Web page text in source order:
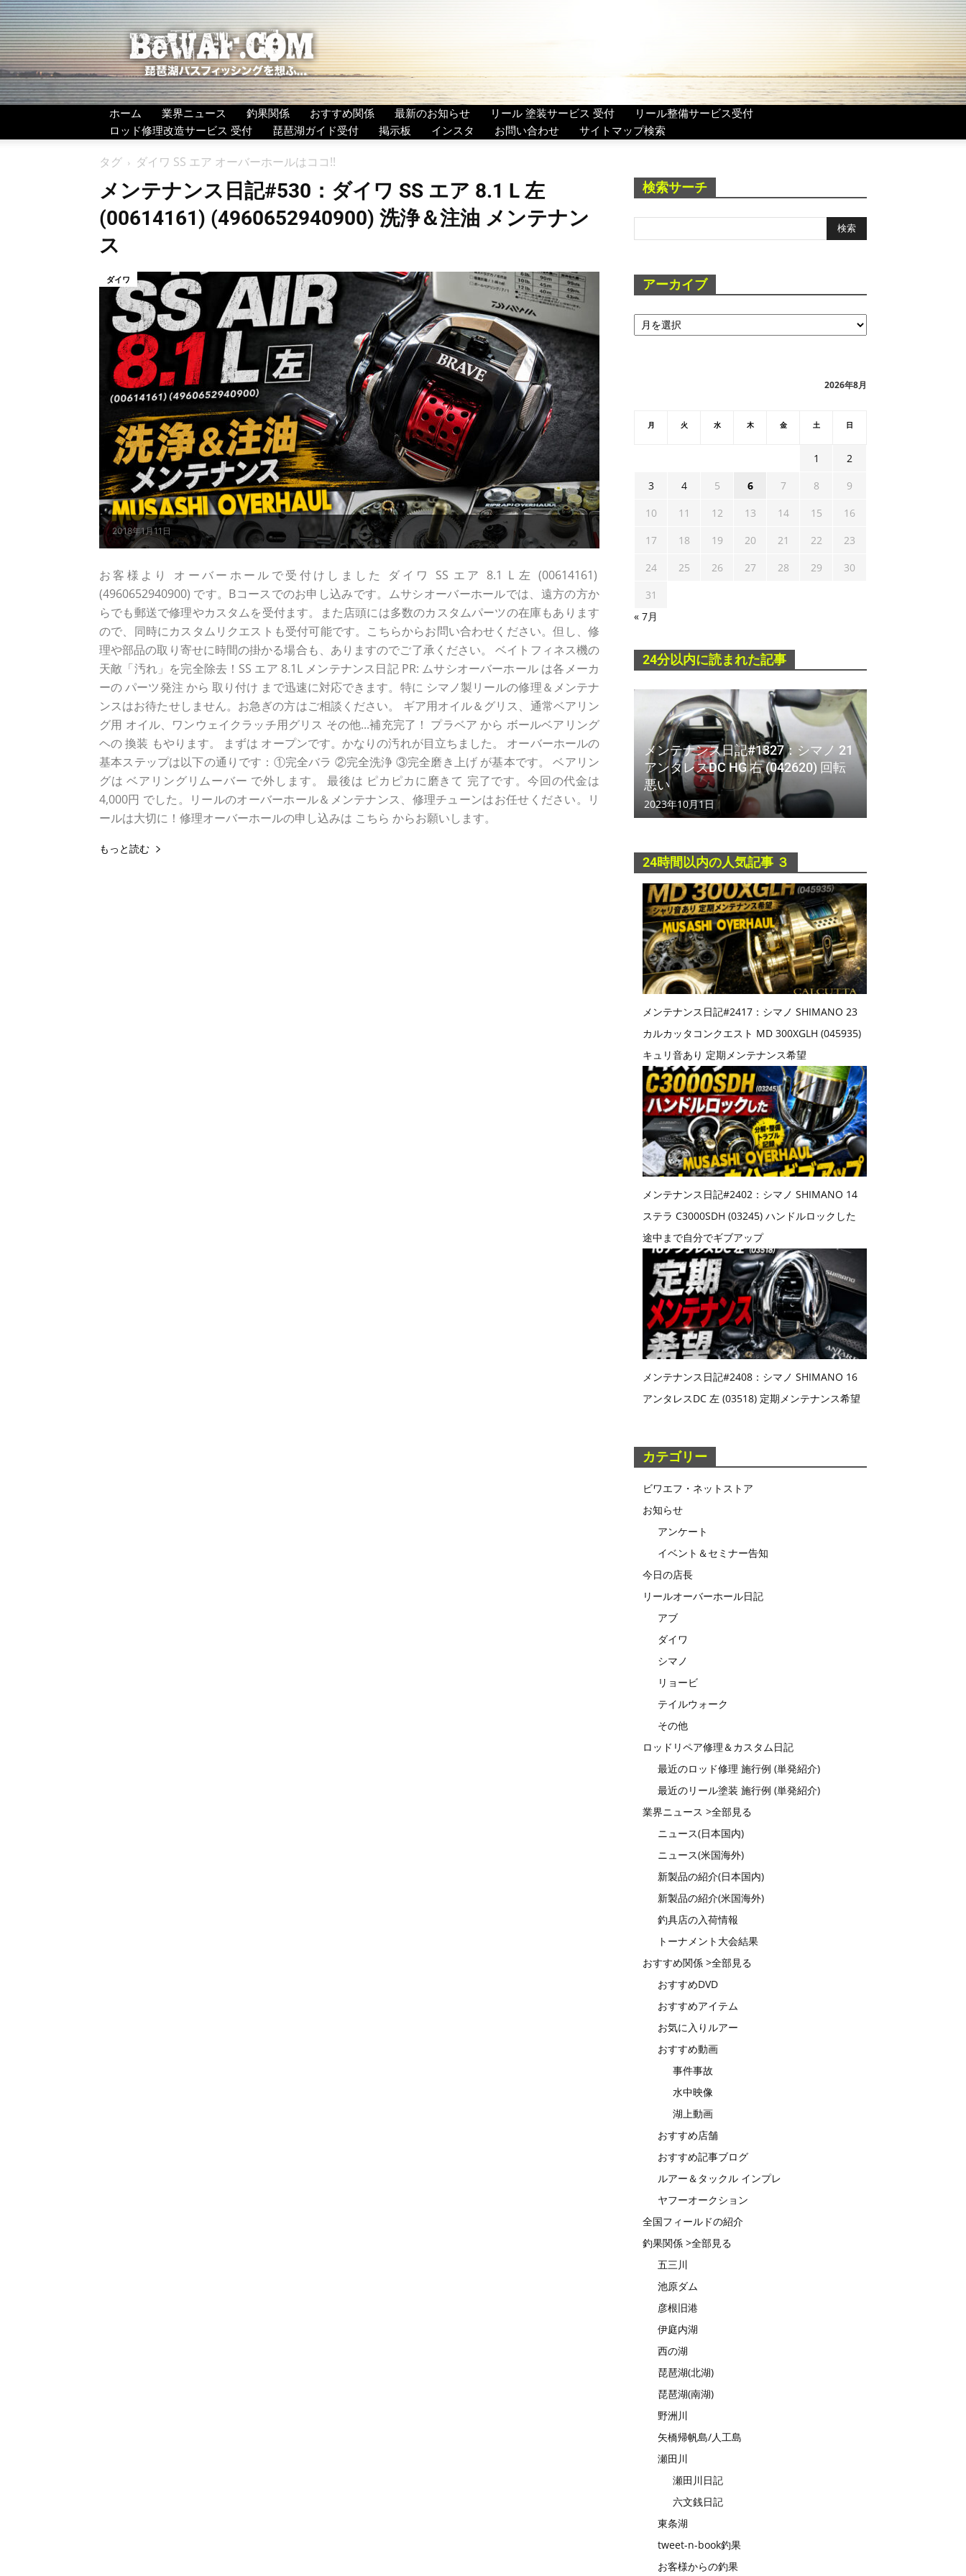
BeWAF
(ビ
ワ
エ
フ）
ホーム 業界ニュース 釣果関係 おすすめ関係 最新のお知らせ リール 塗装サービス 受付
リール整備サービス受付
ロッド修理改造サービス 受付
琵琶湖ガイド受付 掲示板 インスタ お問い合わせ サイトマップ検索
タグ ダイワ SS エア オーバーホールはココ!!
メンテナンス日記#530：ダイワ SS エア 8.1 L 左
(00614161) (4960652940900) 洗浄＆注油 メンテナン
ス
2018年1月11日
ダイワ
お客様より オーバーホールで受付けしました ダイワ SS エア 8.1 L 左 (00614161)
(4960652940900) です。Bコースでのお申し込みです。ムサシオーバーホールでは、遠方の方か
らでも郵送で修理やカスタムを受付ます。また店頭には多数のカスタムパーツの在庫もあります
ので、同時にカスタムリクエストも受付可能です。こちらからお問い合わせください。但し、修
理や部品の取り寄せに時間の掛かる場合も、ありますのでご了承ください。 ベイトフィネス機の
天敵「汚れ」を完全除去！SS エア 8.1L メンテナンス日記 PR: ムサシオーバーホール は各メーカ
ーの パーツ発注 から 取り付け まで迅速に対応できます。特に シマノ製リールの修理＆メンテナ
ンスはお待たせしません。お急ぎの方はご相談ください。 ギア用オイル＆グリス、通常ベアリン
グ用 オイル、ワンウェイクラッチ用グリス その他...補充完了！ プラベア から ボールベアリング
ヘの 換装 もやります。 まずは オープンです。かなりの汚れが目立ちました。 オーバーホールの
基本ステップは以下の通りです：①完全バラ ②完全洗浄 ③完全磨き上げ が基本です。 ベアリン
グは ベアリングリムーバー で外します。 最後は ピカピカに磨きて 完了です。今回の代金は
4,000円 でした。リールのオーバーホール＆メンテナンス、修理チューンはお任せください。リ
ールは大切に！修理オーバーホールの申し込みは こちら からお願いします。
もっと読む
検索サーチ
アーカイブ
ア
ー
2026年8月
月 火 水 木 金 土 日
1
2
3
4 5 6 7 8
9
10
11 12 13 14 15
16
17
18 19 20 21 22
23
24
25 26 27 28 29
30
31
« 7月
24分以内に読まれた記事
メンテナンス日記#1327：シマノ 21
アンタレスDC HG 右 (042620) 回転
悪い
2023年10月1日
24時間以内の人気記事 ３
メンテナンス日記#2417：シマノ SHIMANO 23
カルカッタコンクエスト MD 300XGLH (045935)
キュリ音あり 定期メンテナンス希望
メンテナンス日記#2402：シマノ SHIMANO 14
ステラ C3000SDH (03245) ハンドルロックした
途中まで自分でギブアップ
メンテナンス日記#2408：シマノ SHIMANO 16
アンタレスDC 左 (03518) 定期メンテナンス希望
カテゴリー
ビワエフ・ネットストア
お知らせ
アンケート
イベント＆セミナー告知
今日の店長
リールオーバーホール日記
アブ
ダイワ
シマノ
リョービ
テイルウォーク
その他
ロッドリペア修理＆カスタム日記
最近のロッド修理 施行例 (単発紹介)
最近のリール塗装 施行例 (単発紹介)
業界ニュース >全部見る
ニュース(日本国内)
ニュース(米国海外)
新製品の紹介(日本国内)
新製品の紹介(米国海外)
釣具店の入荷情報
トーナメント大会結果
おすすめ関係 >全部見る
おすすめDVD
おすすめアイテム
お気に入りルアー
おすすめ動画
事件事故
水中映像
湖上動画
おすすめ店舗
おすすめ記事ブログ
ルアー＆タックル インプレ
ヤフーオークション
全国フィールドの紹介
釣果関係 >全部見る
五三川
池原ダム
彦根旧港
伊庭内湖
西の湖
琵琶湖(北湖)
琵琶湖(南湖)
野洲川
矢橋帰帆島/人工島
瀬田川
瀬田川日記
六文銭日記
東条湖
tweet-n-book釣果
お客様からの釣果